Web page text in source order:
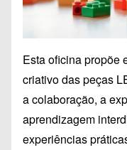
Esta oficina propõe
criativo das peças
a colaboração, a
aprendizagem
experiências